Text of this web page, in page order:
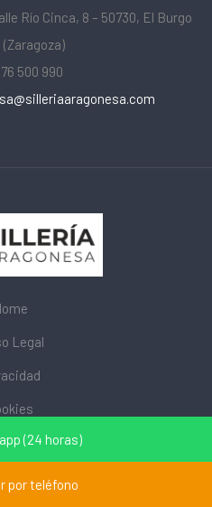
(24 horas)
por teléfono
Río Cinca, 8 – 50730, El Burgo
(Zaragoza)
500 990
Legal
Web de mobiliario escolar cerca
del sitio